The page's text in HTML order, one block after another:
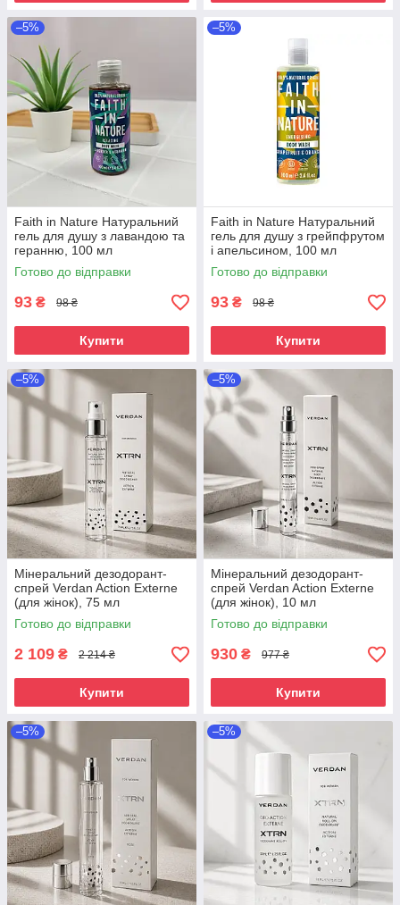
–5%
Faith in Nature Натуральний
гель для душу з лавандою та
геранню, 100 мл
Готово до відправки
93 ₴ 98 ₴
Купити
–5%
Faith in Nature Натуральний
гель для душу з грейпфрутом
і апельсином, 100 мл
Готово до відправки
93 ₴ 98 ₴
Купити
–5%
Мінеральний дезодорант-
спрей Verdan Action Externe
(для жінок), 75 мл
Готово до відправки
2 109 ₴ 2 214 ₴
Купити
–5%
Мінеральний дезодорант-
спрей Verdan Action Externe
(для жінок), 10 мл
Готово до відправки
930 ₴ 977 ₴
Купити
–5% –5%